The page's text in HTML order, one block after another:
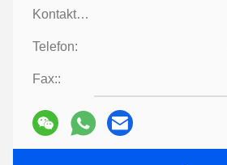
Kontaktpersonen:
Telefon:
Fax::